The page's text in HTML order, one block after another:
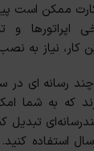
ممکن است
اپراتورها
کار، نیاز به نصب
رسانه ای در
که به شما
تبدیل
استفاده